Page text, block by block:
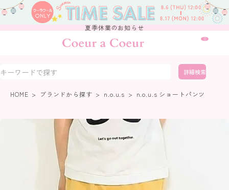
夏季休業のお知らせ
0
詳細検索
HOME ブランドから探す n.o.u.s n.o.u.s ショートパンツ